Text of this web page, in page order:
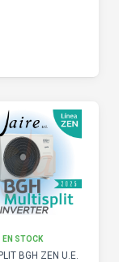
EN STOCK
BGH ZEN U.E.